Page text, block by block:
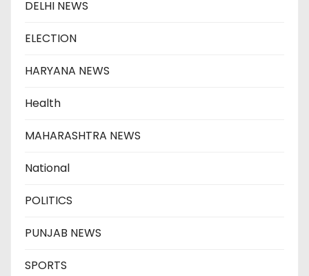
DELHI NEWS
ELECTION
HARYANA NEWS
Health
MAHARASHTRA NEWS
National
POLITICS
PUNJAB NEWS
SPORTS